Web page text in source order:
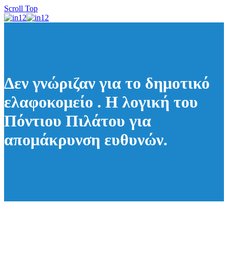
Scroll Top
Δεν γνώριζαν για το δημοτικό
ελαφοκομείο . Η λογική του
Πόντιου Πιλάτου για
απομάκρυνση ευθυνών.